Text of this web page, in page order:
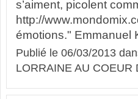
s’aiment, picolent
http://
émotions."
Publié le 06/03/2013
LORRAINE AU COEUR